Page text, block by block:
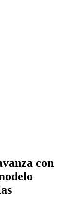
con